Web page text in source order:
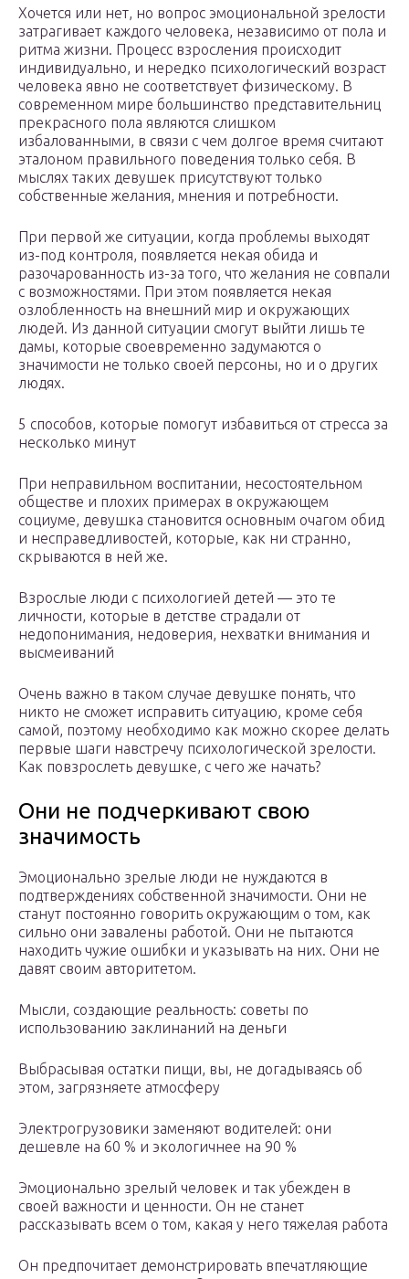
Хочется или нет, но вопрос эмоциональной зрелости
затрагивает каждого человека, независимо от пола и
ритма жизни. Процесс взросления происходит
индивидуально, и нередко психологический возраст
человека явно не соответствует физическому. В
современном мире большинство представительниц
прекрасного пола являются слишком
избалованными, в связи с чем долгое время считают
эталоном правильного поведения только себя. В
мыслях таких девушек присутствуют только
собственные желания, мнения и потребности.
При первой же ситуации, когда проблемы выходят
из-под контроля, появляется некая обида и
разочарованность из-за того, что желания не совпали
с возможностями. При этом появляется некая
озлобленность на внешний мир и окружающих
людей. Из данной ситуации смогут выйти лишь те
дамы, которые своевременно задумаются о
значимости не только своей персоны, но и о других
людях.
5 способов, которые помогут избавиться от стресса за
несколько минут
При неправильном воспитании, несостоятельном
обществе и плохих примерах в окружающем
социуме, девушка становится основным очагом обид
и несправедливостей, которые, как ни странно,
скрываются в ней же.
Взрослые люди с психологией детей — это те
личности, которые в детстве страдали от
недопонимания, недоверия, нехватки внимания и
высмеиваний
Очень важно в таком случае девушке понять, что
никто не сможет исправить ситуацию, кроме себя
самой, поэтому необходимо как можно скорее делать
первые шаги навстречу психологической зрелости.
Как повзрослеть девушке, с чего же начать?
Они не подчеркивают свою
значимость
Эмоционально зрелые люди не нуждаются в
подтверждениях собственной значимости. Они не
станут постоянно говорить окружающим о том, как
сильно они завалены работой. Они не пытаются
находить чужие ошибки и указывать на них. Они не
давят своим авторитетом.
Мысли, создающие реальность: советы по
использованию заклинаний на деньги
Выбрасывая остатки пищи, вы, не догадываясь об
этом, загрязняете атмосферу
Электрогрузовики заменяют водителей: они
дешевле на 60 % и экологичнее на 90 %
Эмоционально зрелый человек и так убежден в
своей важности и ценности. Он не станет
рассказывать всем о том, какая у него тяжелая работа
Он предпочитает демонстрировать впечатляющие